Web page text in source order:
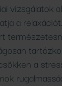
vizsgálatok
a
a